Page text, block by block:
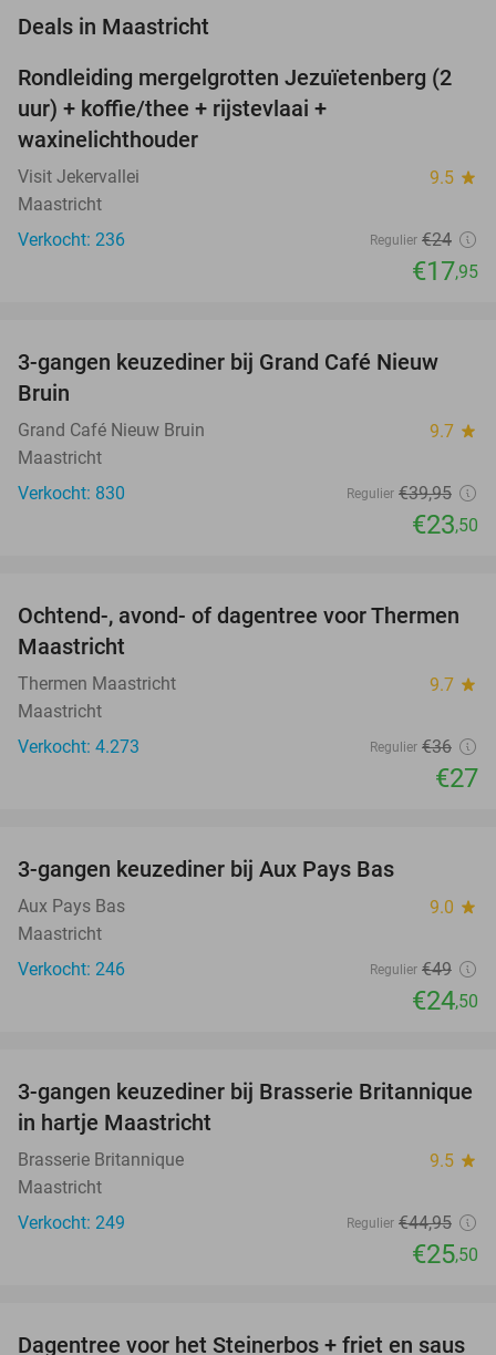
Deals in Maastricht
25%
TODAY
Rondleiding mergelgrotten Jezuïetenberg (2
uur) + koffie/thee + rijstevlaai +
waxinelichthouder
Visit Jekervallei 9.5 star
Maastricht
Verkocht: 236
Regulier €24
€17,95
41%
3-gangen keuzediner bij Grand Café Nieuw
Bruin
Grand Café Nieuw Bruin 9.7 star
Maastricht
Verkocht: 830
Regulier €39,95
€23,50
25%
Ochtend-, avond- of dagentree voor Thermen
Maastricht
Thermen Maastricht 9.7 star
Maastricht
Verkocht: 4.273
Regulier €36
€27
3-gangen keuzediner bij Aux Pays Bas
Aux Pays Bas 9.0 star
Maastricht
Verkocht: 246
Regulier €49
€24,50
43%
3-gangen keuzediner bij Brasserie Britannique
in hartje Maastricht
Brasserie Britannique 9.5 star
Maastricht
Verkocht: 249
Regulier €44,95
€25,50
Dagentree voor het Steinerbos + friet en saus